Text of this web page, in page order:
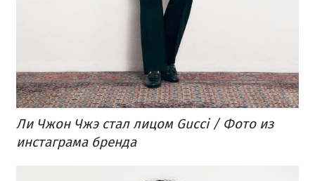
Ли Чжон Чжэ​ стал лицом Gucci / Фото из
инстаграма бренда